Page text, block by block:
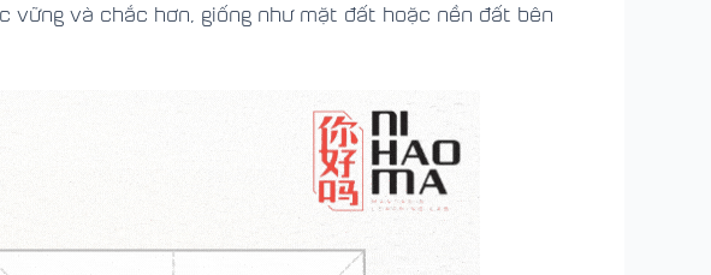
vững và chắc hơn, giống như mặt đất hoặc nền đất bên